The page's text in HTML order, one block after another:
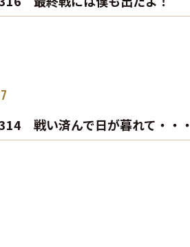
戦い済んで日が暮れて・・・